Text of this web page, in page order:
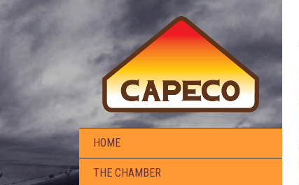
HOME
THE CHAMBER